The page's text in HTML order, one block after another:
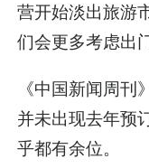
营开始淡出旅游
们会更多考虑出
《中国新闻周
并未出现去年预
乎都有余位。